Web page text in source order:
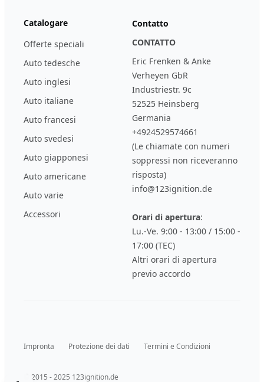
Catalogare
Offerte speciali
Auto tedesche
Auto inglesi
Auto italiane
Auto francesi
Auto svedesi
Auto giapponesi
Auto americane
Auto varie
Accessori
Contatto
CONTATTO
Eric Frenken & Anke
Verheyen GbR
Industriestr. 9c
52525 Heinsberg
Germania
+4924529574661
(Le chiamate con numeri
soppressi non riceveranno
risposta)
info@123ignition.de
Orari di apertura:
Lu.-Ve. 9:00 - 13:00 / 15:00 -
17:00 (TEC)
Altri orari di apertura
previo accordo
Impronta Protezione dei dati Termini e Condizioni
© 2015 - 2025 123ignition.de